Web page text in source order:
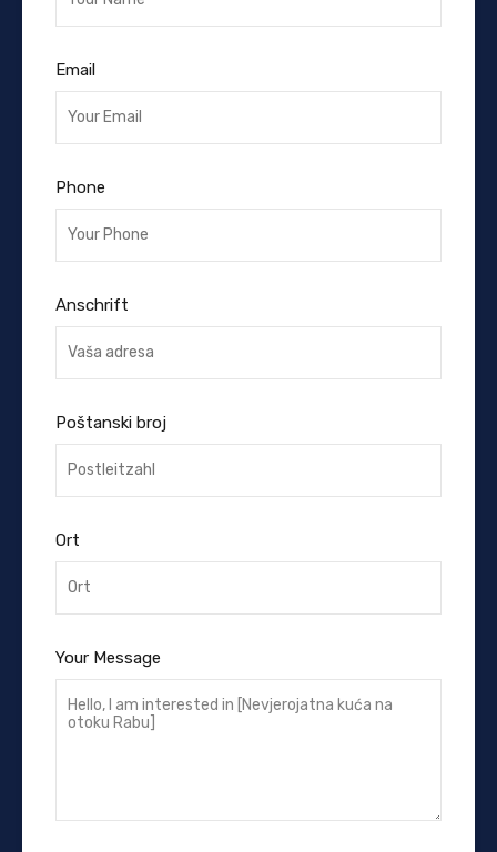
Email
Phone
Anschrift
Poštanski broj
Ort
Your Message